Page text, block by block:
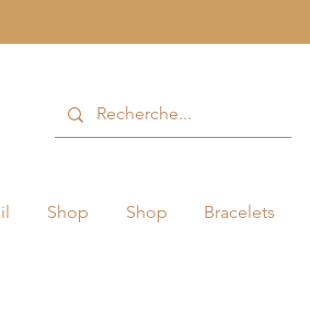
Shop Shop Bracelets